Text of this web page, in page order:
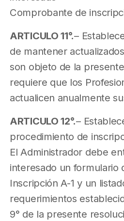
Comprobante de
ARTICULO 11°.–
de mantener
son objeto de la
requiere que los
actualicen anualmente
ARTICULO 12°.–
procedimiento de
El Administrador debe
interesado un formulario
Inscripción A-1 y un
requerimientos
9° de la presente